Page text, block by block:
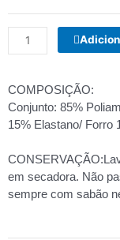
LIGAS
quantidade
COMPOSIÇÃO:
Conjunto: 85%
15% Elastano/ Forro
em secadora. Não
sempre com sabão